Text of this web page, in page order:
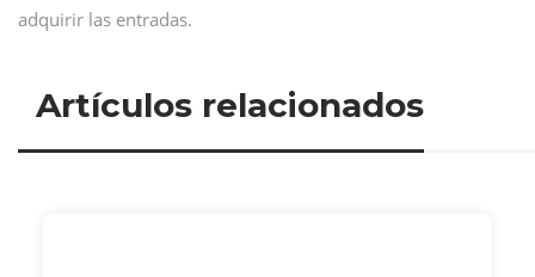
adquirir las entradas.
Artículos relacionados